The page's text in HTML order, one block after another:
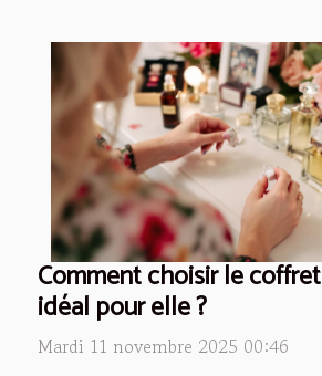
Comment choisir le
idéal pour elle ?
Mardi 11 novembre 2025 00:46